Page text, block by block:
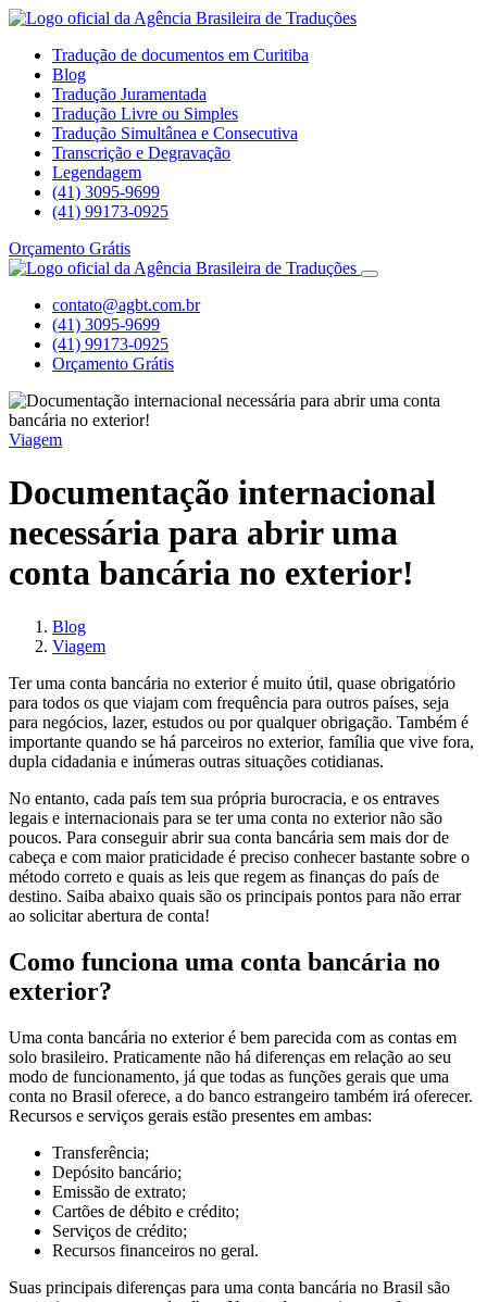
Tradução de documentos em Curitiba
Blog
Tradução Juramentada
Tradução Livre ou Simples
Tradução Simultânea e Consecutiva
Transcrição e Degravação
Legendagem
(41) 3095-9699
(41) 99173-0925
Orçamento Grátis
contato@agbt.com.br
(41) 3095-9699
(41) 99173-0925
Orçamento Grátis
Viagem
Documentação internacional
necessária para abrir uma
conta bancária no exterior!
Blog
Viagem
Ter uma conta bancária no exterior é muito útil, quase obrigatório
para todos os que viajam com frequência para outros países, seja
para negócios, lazer, estudos ou por qualquer obrigação. Também é
importante quando se há parceiros no exterior, família que vive fora,
dupla cidadania e inúmeras outras situações cotidianas.
No entanto, cada país tem sua própria burocracia, e os entraves
legais e internacionais para se ter uma conta no exterior não são
poucos. Para conseguir abrir sua conta bancária sem mais dor de
cabeça e com maior praticidade é preciso conhecer bastante sobre o
método correto e quais as leis que regem as finanças do país de
destino. Saiba abaixo quais são os principais pontos para não errar
ao solicitar abertura de conta!
Como funciona uma conta bancária no
exterior?
Uma conta bancária no exterior é bem parecida com as contas em
solo brasileiro. Praticamente não há diferenças em relação ao seu
modo de funcionamento, já que todas as funções gerais que uma
conta no Brasil oferece, a do banco estrangeiro também irá oferecer.
Recursos e serviços gerais estão presentes em ambas:
Transferência;
Depósito bancário;
Emissão de extrato;
Cartões de débito e crédito;
Serviços de crédito;
Recursos financeiros no geral.
Suas principais diferenças para uma conta bancária no Brasil são